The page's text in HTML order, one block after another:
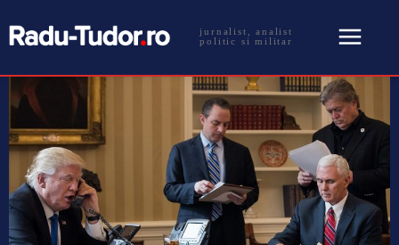
jurnalist, analist
politic si militar